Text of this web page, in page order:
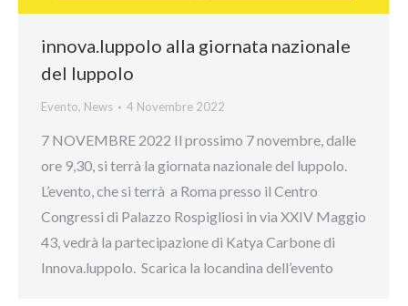
innova.luppolo alla giornata nazionale
del luppolo
Evento, News 4 Novembre 2022
7 NOVEMBRE 2022 Il prossimo 7 novembre, dalle
ore 9,30, si terrà la giornata nazionale del luppolo.
L’evento, che si terrà a Roma presso il Centro
Congressi di Palazzo Rospigliosi in via XXIV Maggio
43, vedrà la partecipazione di Katya Carbone di
Innova.luppolo. Scarica la locandina dell’evento